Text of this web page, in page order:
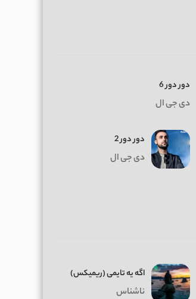
دور دور 6
دی جی ال
دور دور 2
دی جی ال
اگه یه تایمی (ریمیکس)
ناشناس